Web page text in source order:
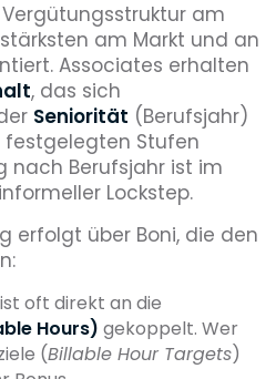
am
am Markt und an
Associates erhalten
, das sich
Seniorität (Berufsjahr)
Stufen
nach Berufsjahr ist im
Lockstep.
erfolgt über Boni, die den
ist oft direkt an die
Hours) gekoppelt. Wer
(Billable Hour Targets)